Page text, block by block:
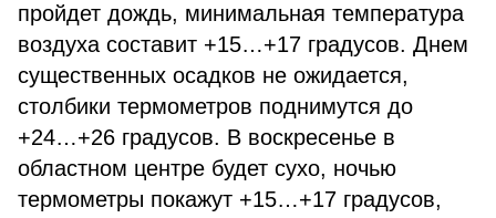
пройдет дождь, минимальная температура
воздуха составит +15…+17 градусов. Днем
существенных осадков не ожидается,
столбики термометров поднимутся до
+24…+26 градусов. В воскресенье в
областном центре будет сухо, ночью
термометры покажут +15…+17 градусов,